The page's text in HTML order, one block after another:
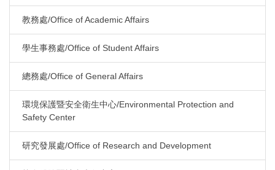
教務處/Office of Academic Affairs
學生事務處/Office of Student Affairs
總務處/Office of General Affairs
環境保護暨安全衛生中心/Environmental Protection and
Safety Center
研究發展處/Office of Research and Development